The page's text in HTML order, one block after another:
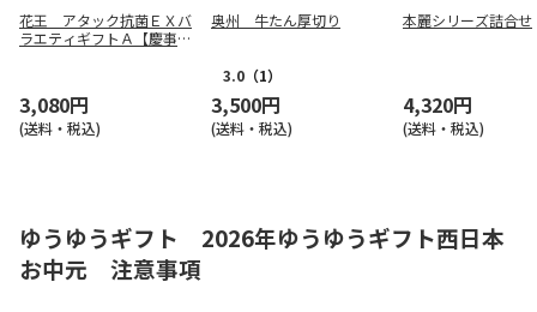
花王 アタック抗菌ＥＸバ
ラエティギフトＡ【慶事
3,080円
(送料・税込)
奥州 牛たん厚切り
3.0 （1）
3,500円
(送料・税込)
本麗シリーズ詰合せ
4,320円
(送料・税込)
ゆうゆうギフト 2026年ゆうゆうギフト西日本
お中元 注意事項